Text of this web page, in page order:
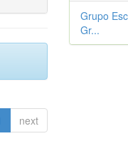
next
Grupo
Gr...